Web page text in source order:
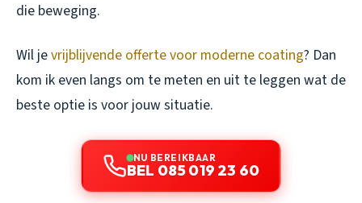
die beweging.
Wil jevrijblijvende offerte voor moderne coating? Dan
kom ik even langs om te meten en uit te leggen wat de
beste optie is voor jouw situatie.
NU BEREIKBAAR
BEL 085 019 23 60